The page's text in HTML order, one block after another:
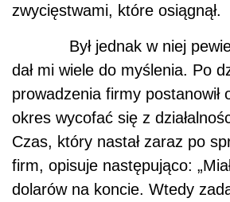
zwycięstwami, które osiągnął.
Był jednak w niej pewien
dał mi wiele do myślenia. Po
prowadzenia firmy postanowił
okres wycofać się z
Czas, który nastał zaraz po
firm, opisuje następująco:
dolarów na koncie. Wtedy